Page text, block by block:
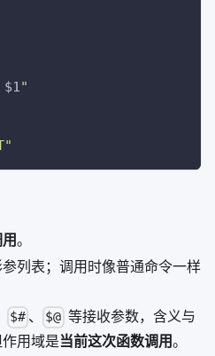
$1"
。
列表；调用时像普通命令一样
$# 、 $@ 等接收参数，含义与
用域是当前这次函数调用。